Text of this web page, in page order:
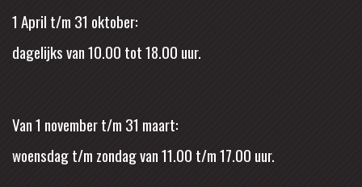
1 April t/m 31 oktober:
dagelijks van 10.00 tot 18.00 uur.
Van 1 november t/m 31 maart:
woensdag t/m zondag van 11.00 t/m 17.00 uur.